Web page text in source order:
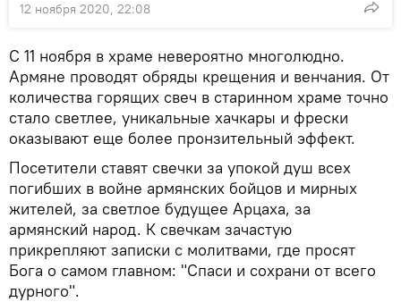
12 ноября 2020, 22:08
С 11 ноября в храме невероятно многолюдно.
Армяне проводят обряды крещения и венчания. От
количества горящих свеч в старинном храме точно
стало светлее, уникальные хачкары и фрески
оказывают еще более пронзительный эффект.
Посетители ставят свечки за упокой душ всех
погибших в войне армянских бойцов и мирных
жителей, за светлое будущее Арцаха, за
армянский народ. К свечкам зачастую
прикрепляют записки с молитвами, где просят
Бога о самом главном: "Спаси и сохрани от всего
дурного".